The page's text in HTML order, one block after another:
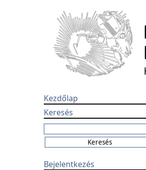
Kezdőlap
Keresés
Bejelentkezés